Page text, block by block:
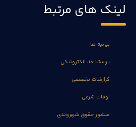
لینک های مرتبط
بیانیه ها
پرسشنامه الکترونیکی
گزارشات تخصصی
اوقات شرعی
منشور حقوق شهروندی